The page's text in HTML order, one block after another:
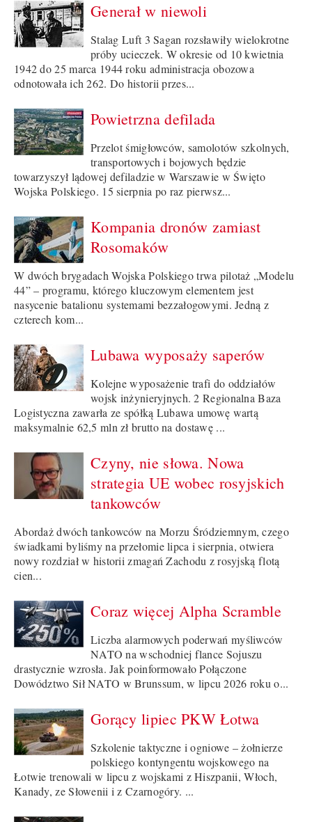
Generał w niewoli
Stalag Luft 3 Sagan rozsławiły wielokrotne
próby ucieczek. W okresie od 10 kwietnia
1942 do 25 marca 1944 roku administracja obozowa
odnotowała ich 262. Do historii przes...
Powietrzna defilada
Przelot śmigłowców, samolotów szkolnych,
transportowych i bojowych będzie
towarzyszył lądowej defiladzie w Warszawie w Święto
Wojska Polskiego. 15 sierpnia po raz pierwsz...
Kompania dronów zamiast
Rosomaków
W dwóch brygadach Wojska Polskiego trwa pilotaż „Modelu
44” – programu, którego kluczowym elementem jest
nasycenie batalionu systemami bezzałogowymi. Jedną z
czterech kom...
Lubawa wyposaży saperów
Kolejne wyposażenie trafi do oddziałów
wojsk inżynieryjnych. 2 Regionalna Baza
Logistyczna zawarła ze spółką Lubawa umowę wartą
maksymalnie 62,5 mln zł brutto na dostawę ...
Czyny, nie słowa. Nowa
strategia UE wobec rosyjskich
tankowców
Abordaż dwóch tankowców na Morzu Śródziemnym, czego
świadkami byliśmy na przełomie lipca i sierpnia, otwiera
nowy rozdział w historii zmagań Zachodu z rosyjską flotą
cien...
Coraz więcej Alpha Scramble
Liczba alarmowych poderwań myśliwców
NATO na wschodniej flance Sojuszu
drastycznie wzrosła. Jak poinformowało Połączone
Dowództwo Sił NATO w Brunssum, w lipcu 2026 roku o...
Gorący lipiec PKW Łotwa
Szkolenie taktyczne i ogniowe – żołnierze
polskiego kontyngentu wojskowego na
Łotwie trenowali w lipcu z wojskami z Hiszpanii, Włoch,
Kanady, ze Słowenii i z Czarnogóry. ...